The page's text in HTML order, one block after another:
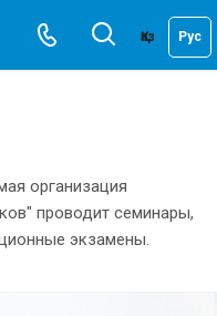
Қаз Рус
организация
проводит семинары,
экзамены.